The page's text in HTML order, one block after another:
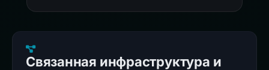
Связанная инфраструктура и